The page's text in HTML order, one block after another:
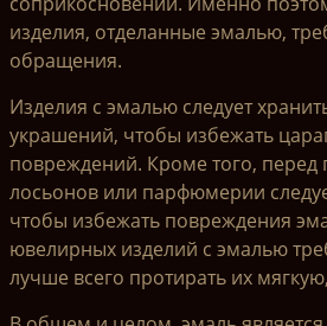
изделия, отделанные эмалью,
обращения.
Изделия с эмалью следует
украшений, чтобы избежать
повреждений. Кроме того,
лосьонов или парфюмерии
чтобы избежать повреждения
ювелирных изделий с эмалью
лучше всего протирать их